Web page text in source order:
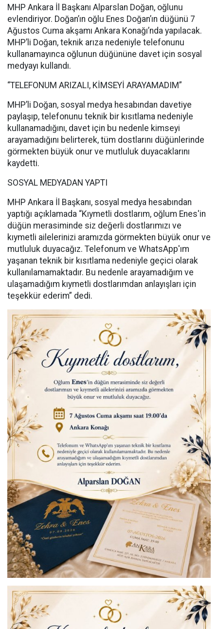
MHP Ankara İl Başkanı Alparslan Doğan, oğlunu
evlendiriyor. Doğan’ın oğlu Enes Doğan’ın düğünü 7
Ağustos Cuma akşamı Ankara Konağı’nda yapılacak.
MHP’li Doğan, teknik arıza nedeniyle telefonunu
kullanamayınca oğlunun düğününe davet için sosyal
medyayı kullandı.
“TELEFONUM ARIZALI, KİMSEYİ ARAYAMADIM”
MHP’li Doğan, sosyal medya hesabından davetiye
paylaşıp, telefonunu teknik bir kısıtlama nedeniyle
kullanamadığını, davet için bu nedenle kimseyi
arayamadığını belirterek, tüm dostlarını düğünlerinde
görmekten büyük onur ve mutluluk duyacaklarını
kaydetti.
SOSYAL MEDYADAN YAPTI
MHP Ankara İl Başkanı, sosyal medya hesabından
yaptığı açıklamada “Kıymetli dostlarım, oğlum Enes'in
düğün merasiminde siz değerli dostlarımızı ve
kıymetli ailelerinizi aramızda görmekten büyük onur ve
mutluluk duyacağız. Telefonum ve WhatsApp'ım
yaşanan teknik bir kısıtlama nedeniyle geçici olarak
kullanılamamaktadır. Bu nedenle arayamadığım ve
ulaşamadığım kıymetli dostlarımdan anlayışları için
teşekkür ederim” dedi.